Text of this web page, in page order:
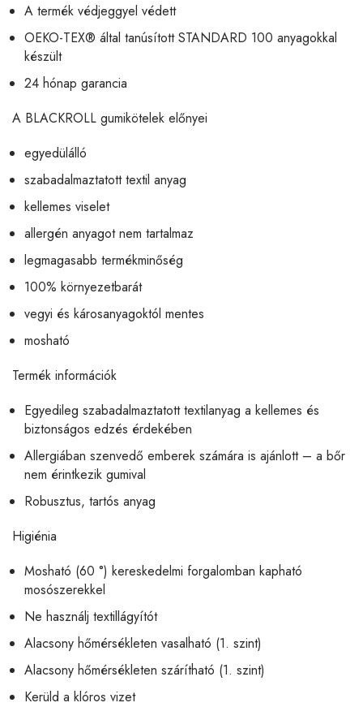
A termék védjeggyel védett
OEKO-TEX® által tanúsított STANDARD 100 anyagokkal
készült
24 hónap garancia
A BLACKROLL gumikötelek előnyei
egyedülálló
szabadalmaztatott textil anyag
kellemes viselet
allergén anyagot nem tartalmaz
legmagasabb termékminőség
100% környezetbarát
vegyi és károsanyagoktól mentes
mosható
Termék információk
Egyedileg szabadalmaztatott textilanyag a kellemes és
biztonságos edzés érdekében
Allergiában szenvedő emberek számára is ajánlott – a bőr
nem érintkezik gumival
Robusztus, tartós anyag
​Higiénia
Mosható (60 °) kereskedelmi forgalomban kapható
mosószerekkel
Ne használj textillágyítót
Alacsony hőmérsékleten vasalható (1. szint)
Alacsony hőmérsékleten szárítható (1. szint)
Kerüld a klóros vizet